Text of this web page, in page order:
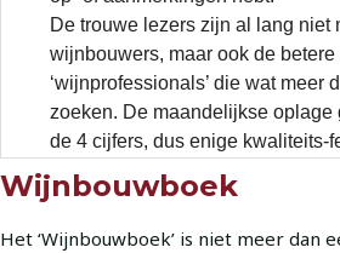
Wijnbouwboek
Het ‘Wijnbouwboek’ is niet meer dan